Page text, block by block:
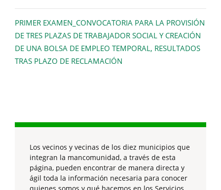
PRIMER EXAMEN_CONVOCATORIA PARA LA PROVISIÓN
DE TRES PLAZAS DE TRABAJADOR SOCIAL Y CREACIÓN
DE UNA BOLSA DE EMPLEO TEMPORAL, RESULTADOS
TRAS PLAZO DE RECLAMACIÓN
Los vecinos y vecinas de los diez municipios que
integran la mancomunidad, a través de esta
página, pueden encontrar de manera directa y
ágil toda la información necesaria para conocer
quienes somos y qué hacemos en los Servicios